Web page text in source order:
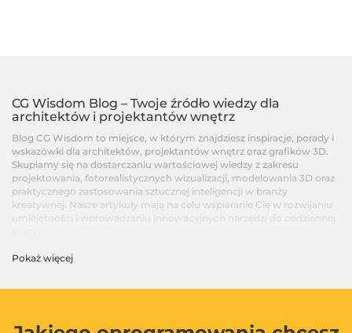
CG Wisdom Blog – Twoje źródło wiedzy dla
architektów i projektantów wnętrz
Blog CG Wisdom to miejsce, w którym znajdziesz inspiracje, porady i
wskazówki dla architektów, projektantów wnętrz oraz grafików 3D.
Skupiamy się na dostarczaniu wartościowej wiedzy z zakresu
projektowania, fotorealistycznych wizualizacji, modelowania 3D oraz
praktycznego zastosowania sztucznej inteligencji w branży
kreatywnej. Nasze artykuły mają na celu wspieranie Cię w rozwijaniu
Artykuły dla architektów i projektantów wnętrz –
Pokaż więcej